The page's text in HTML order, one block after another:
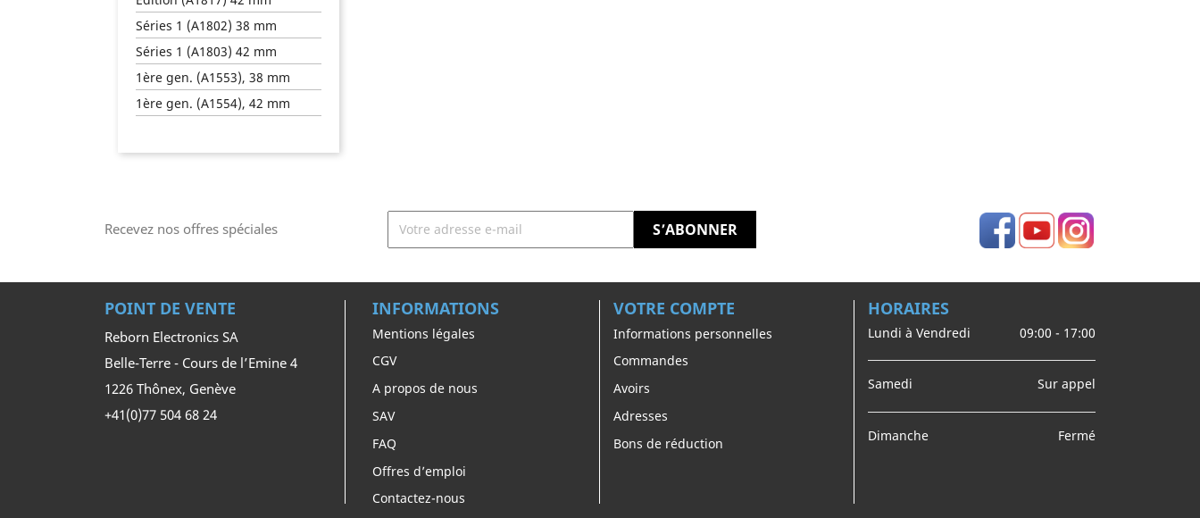
Séries 1 (A1802) 38 mm
Séries 1 (A1803) 42 mm
1ère gen. (A1553), 38 mm
1ère gen. (A1554), 42 mm
Recevez nos offres spéciales FacebookYouTubeInstagram
POINT DE VENTE
Reborn Electronics SA
Belle-Terre - Cours de l’Emine 4
1226 Thônex, Genève
+41(0)77 504 68 24
INFORMATIONS
Mentions légales
CGV
A propos de nous
SAV
FAQ
Offres d’emploi
Contactez-nous
VOTRE COMPTE
Informations personnelles
Commandes
Avoirs
Adresses
Bons de réduction
HORAIRES
Lundi à Vendredi 09:00 - 17:00
Samedi Sur appel
Dimanche Fermé